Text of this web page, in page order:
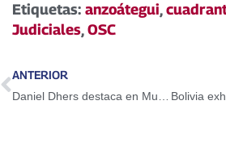
Etiquetas: anzoátegui,
Judiciales,OSC
ANTERIOR